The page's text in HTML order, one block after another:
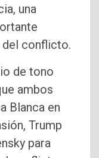
una
del conflicto.
de tono
ambos
Blanca en
Trump
para